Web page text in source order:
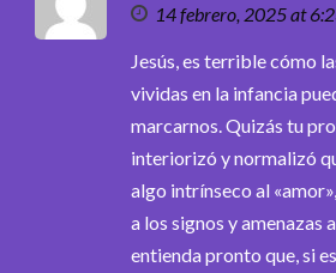
14 febrero, 2025 at
Jesús, es terrible cómo
vividas en la infancia
marcarnos. Quizás tu
interiorizó y normalizó
algo intrínseco al
a los signos y amenazas
entienda pronto que, si